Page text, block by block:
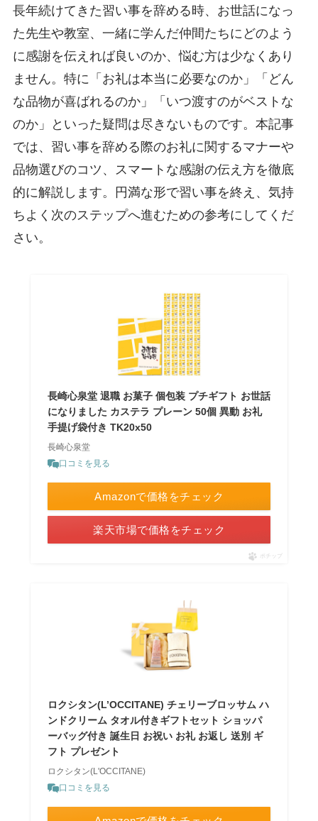
長年続けてきた習い事を辞める時、お世話になっ
た先生や教室、一緒に学んだ仲間たちにどのよう
に感謝を伝えれば良いのか、悩む方は少なくあり
ません。特に「お礼は本当に必要なのか」「どん
な品物が喜ばれるのか」「いつ渡すのがベストな
のか」といった疑問は尽きないものです。本記事
では、習い事を辞める際のお礼に関するマナーや
品物選びのコツ、スマートな感謝の伝え方を徹底
的に解説します。円満な形で習い事を終え、気持
ちよく次のステップへ進むための参考にしてくだ
さい。
長崎心泉堂 退職 お菓子 個包装 プチギフト お世話
になりました カステラ プレーン 50個 異動 お礼
手提げ袋付き TK20x50
長崎心泉堂
口コミを見る
Amazonで価格をチェック
楽天市場で価格をチェック
ポチップ
ロクシタン(L’OCCITANE) チェリーブロッサム ハ
ンドクリーム タオル付きギフトセット ショッパ
ーバッグ付き 誕生日 お祝い お礼 お返し 送別 ギ
フト プレゼント
ロクシタン(L'OCCITANE)
口コミを見る